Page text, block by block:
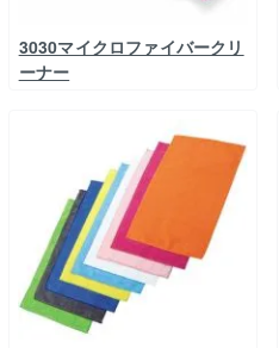
3030マイクロファイバークリ
ーナー